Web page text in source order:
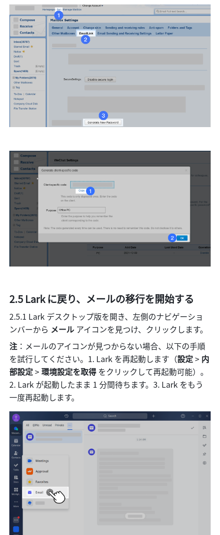
2.5 Lark に戻り、メールの移行を開始する
2.5.1 Lark デスクトップ版を開き、左側のナビゲーショ
ンバーから メール アイコンを見つけ、クリックします。
注 ：メールのアイコンが見つからない場合、以下の手順
を試行してください。1. Lark を再起動します（設定 > 内
部設定 > 環境設定を取得 をクリックして再起動可能）。
2. Lark が起動したまま 1 分間待ちます。3. Lark をもう
一度再起動します。